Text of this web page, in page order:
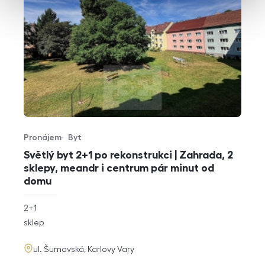
Světlý byt 2+1 po rekonstrukci | Zahrada, 2
sklepy, meandr i centrum pár minut od
domu
Typ nabídky
Pronájem
Typ nemovitosti
Byt
rozměry
2+1
funkce
sklep
adresa
ul. Šumavská, Karlovy Vary